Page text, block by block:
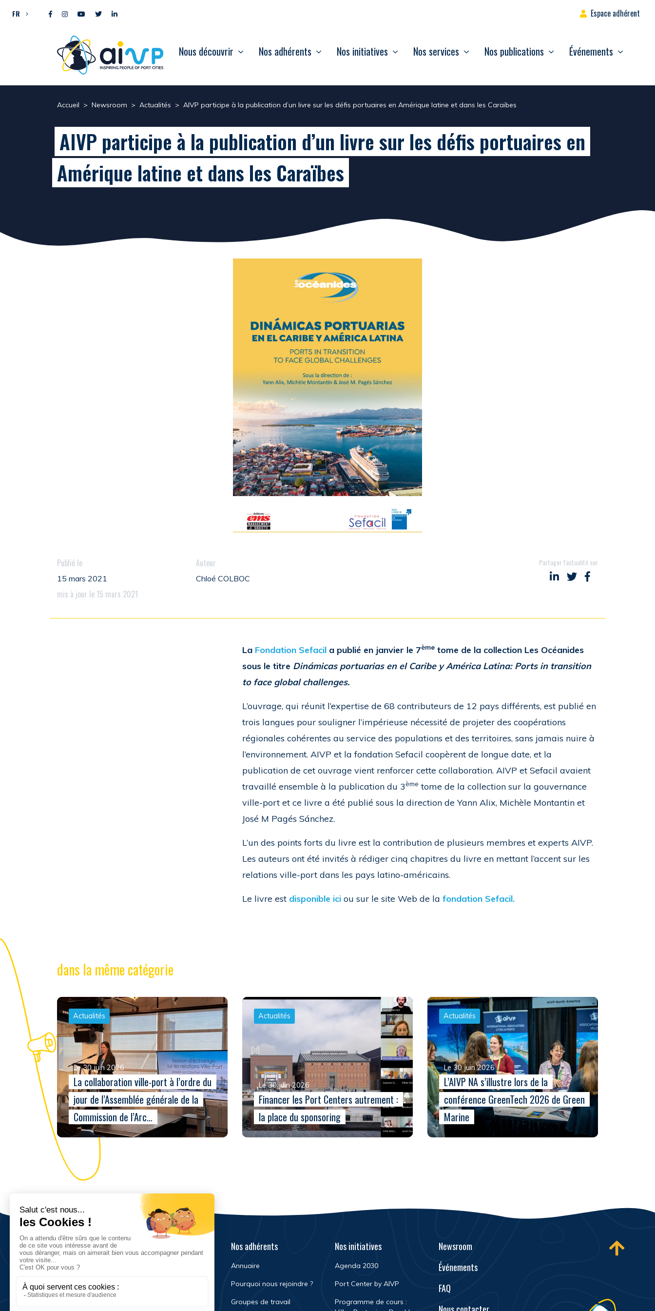
FR Espace adhérent
Nous découvrir Nos adhérents Nos initiatives Nos services Nos publications Événements
Accueil > Newsroom > Actualités > AIVP participe à la publication d’un livre sur les défis portuaires en Amérique latine et dans les Caraïbes
AIVP participe à la publication d’un livre sur les défis portuaires en
Amérique latine et dans les Caraïbes
Publié le
15 mars 2021
mis à jour le 15 mars 2021
Auteur
Chloé COLBOC
Partager l'actualité sur
Partager sur LinkedIn
Partager sur Twitter
Partager sur
La Fondation Sefacila publié en janvier le 7èmetome de la collection Les Océanides
sous le titre Dinámicas portuarias en el Caribe y América Latina: Ports in transition
to face global challenges.
L’ouvrage, qui réunit l’expertise de 68 contributeurs de 12 pays différents, est publié en
trois langues pour souligner l’impérieuse nécessité de projeter des coopérations
régionales cohérentes au service des populations et des territoires, sans jamais nuire à
l’environnement. AIVP et la fondation Sefacil coopèrent de longue date, et la
publication de cet ouvrage vient renforcer cette collaboration. AIVP et Sefacil avaient
travaillé ensemble à la publication du 3ème tome de la collection sur la gouvernance
ville-port et ce livre a été publié sous la direction de Yann Alix, Michèle Montantin et
José M Pagés Sánchez.
L’un des points forts du livre est la contribution de plusieurs membres et experts AIVP.
Les auteurs ont été invités à rédiger cinq chapitres du livre en mettant l’accent sur les
relations ville-port dans les pays latino-américains.
Le livre est disponible ici ou sur le site Web de la fondation Sefacil.
dans la même catégorie
Actualités
Le 30 juin 2026
La collaboration ville-port à l’ordre du
jour de l’Assemblée générale de la
Commission de l’Arc…
Actualités
Le 30 juin 2026
Financer les Port Centers autrement :
la place du sponsoring
Actualités
Le 30 juin 2026
L’AIVP NA s’illustre lors de la
conférence GreenTech 2026 de Green
Marine
Nos adhérents
Annuaire
Pourquoi nous rejoindre ?
Groupes de travail
Nos initiatives
Agenda 2030
Port Center by AIVP
Programme de cours :
Newsroom
Événements
FAQ